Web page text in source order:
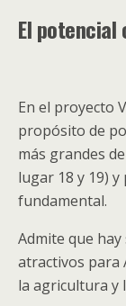
El potencial
En el proyecto
propósito de
más grandes
lugar 18 y 19)
fundamental.
Admite que
atractivos para
la agricultura y